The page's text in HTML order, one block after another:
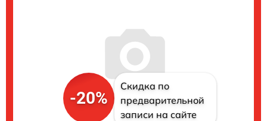
-20%
Скидка по
предварительной
записи на сайте